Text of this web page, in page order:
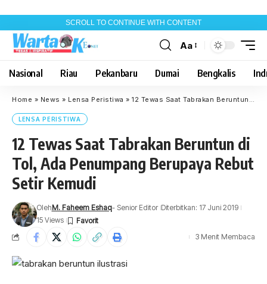
SCROLL TO CONTINUE WITH CONTENT
Font
Aa
Nasional Riau Pekanbaru Dumai Bengkalis
Home » News » Lensa Peristiwa » 12 Tewas Saat Tabrakan Beruntun di Tol, Ada Penumpang Berupaya Rebut Setir Kemudi
LENSA PERISTIWA
12 Tewas Saat Tabrakan Beruntun di
Tol, Ada Penumpang Berupaya Rebut
Setir Kemudi
OlehM. Faheem Eshaq- Senior Editor Diterbitkan: 17 Juni 2019
15 Views
3 Menit Membaca